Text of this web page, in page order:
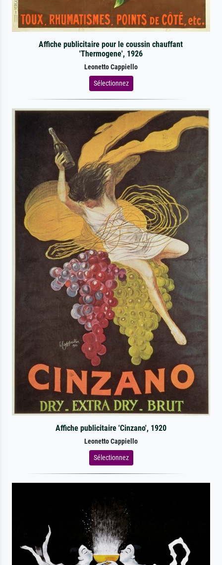
Affiche publicitaire pour le coussin chauffant
'Thermogene', 1926
Leonetto Cappiello
Sélectionnez
Affiche publicitaire 'Cinzano', 1920
Leonetto Cappiello
Sélectionnez